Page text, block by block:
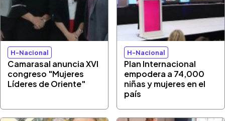
H-Nacional
Camarasal anuncia XVI
congreso "Mujeres
Líderes de Oriente"
H-Nacional
Plan Internacional
empodera a 74,000
niñas y mujeres en el
país